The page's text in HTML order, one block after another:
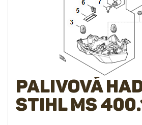
Palivová
STIHL MS